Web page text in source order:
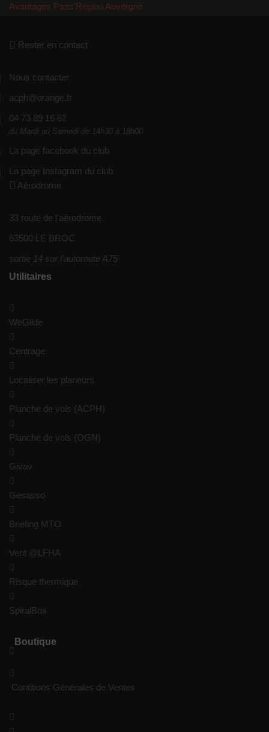
Avantages Pass’Région Auvergne
Rester en contact
Nous contacter
acph@orange.fr
04 73 89 16 62
du Mardi au Samedi de 14h30 à 18h00
La page facebook du club
La page Instagram du club
Aérodrome
33 route de l'aérodrome
63500 LE BROC
sortie 14 sur l'autoroute A75
Utilitaires
WeGlide
Centrage
Localiser les planeurs
Planche de vols (ACPH)
Planche de vols (OGN)
Givav
Gesasso
Briefing MTO
Vent @LFHA
Risque thermique
SpiralBox
Boutique
Contitions Générales de Ventes